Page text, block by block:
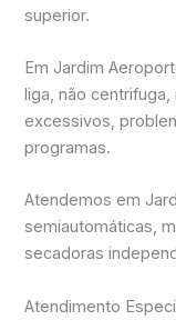
superior.
Em Jardim
liga, não
excessivos,
programas.
Atendemos em
semiautomáticas,
secadoras
Atendimento